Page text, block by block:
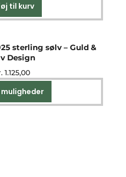
til kurv
sterling sølv – Guld &
Design
1.125,00
vare